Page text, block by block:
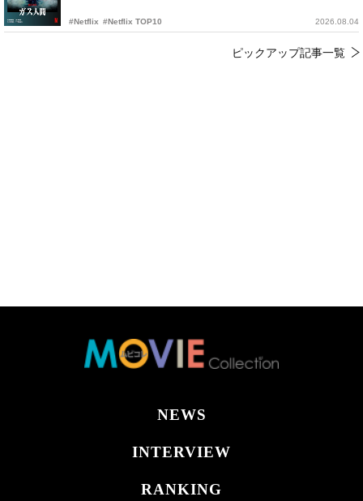
#Netflix #Netflix TOP10 2026.08.04
ピックアップ記事一覧
NEWS
INTERVIEW
RANKING